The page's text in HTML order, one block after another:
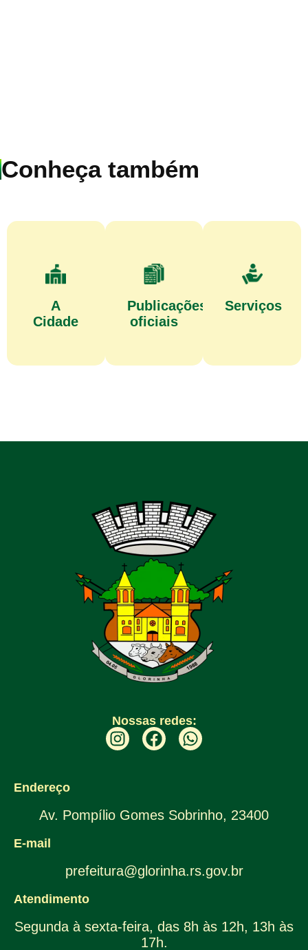
Conheça também
A
Cidade
Publicações
oficiais
Serviços
Nossas redes:
Endereço
Av. Pompílio Gomes Sobrinho, 23400
E-mail
prefeitura@glorinha.rs.gov.br
Atendimento
Segunda à sexta-feira, das 8h às 12h, 13h às
17h.